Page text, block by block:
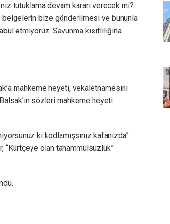
tutuklama devam kararı verecek mi?
belgelerin bize gönderilmesi ve bununla
etmiyoruz. Savunma kısıtlılığına
mahkeme heyeti, vekaletnamesini
sözleri mahkeme heyeti
ki kodlamışsınız kafanızda”
olan tahammülsüzlük”